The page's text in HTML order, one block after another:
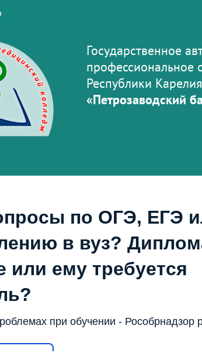
Государственное
профессиональное
Республики Карелия
«Петрозаводский
по ОГЭ, ЕГЭ
в вуз?
или ему требуется
при обучении - Рособрнадзор